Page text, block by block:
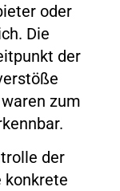
oder
Die
der
zum
der
konkrete